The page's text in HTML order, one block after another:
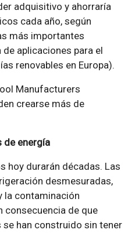
adquisitivo y ahorraría
cada año, según
más importantes
aplicaciones para el
renovables en Europa).
Manufacturers
crearse más de
de energía
hoy durarán décadas. Las
desmesuradas,
la contaminación
consecuencia de que
han construido sin tener